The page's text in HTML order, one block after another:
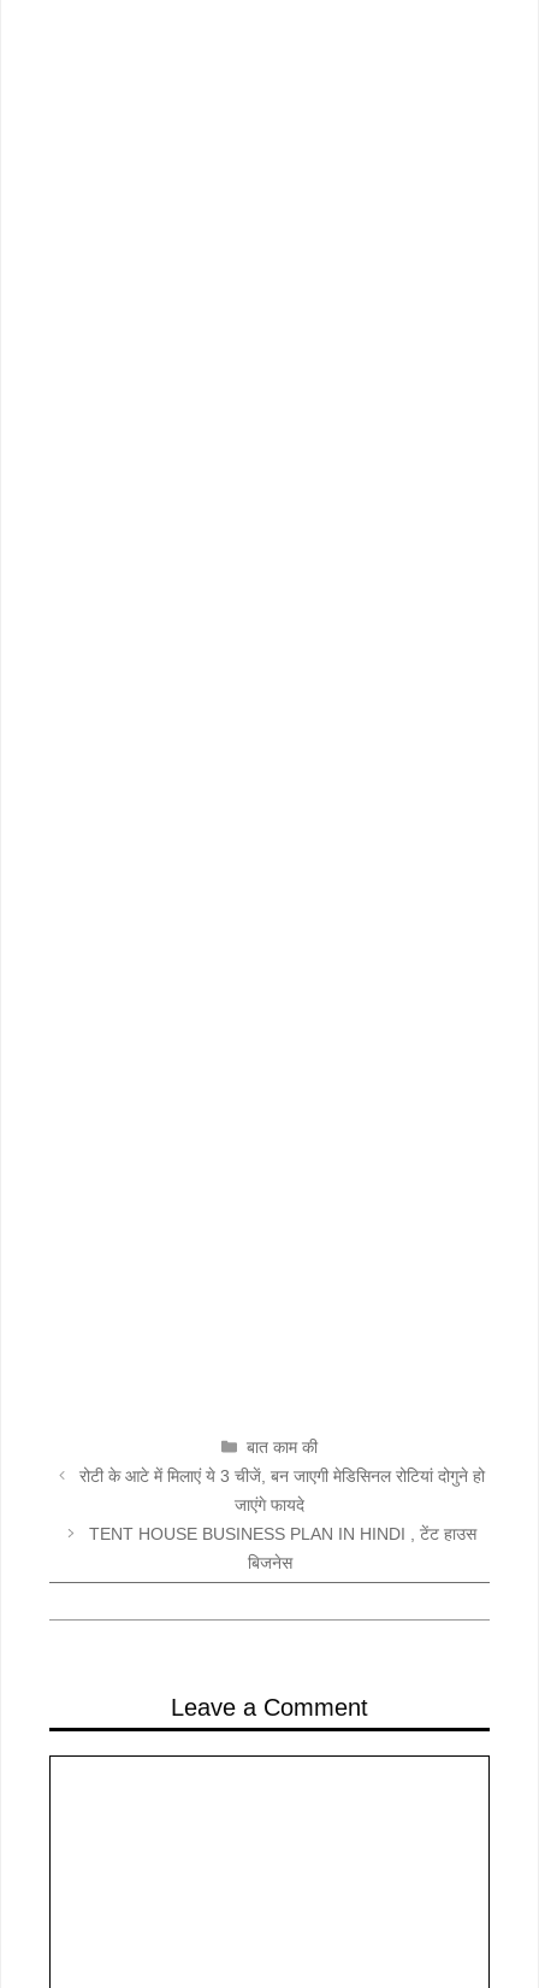
CATEGORIES
बात काम की
रोटी के आटे में मिलाएं ये 3 चीजें, बन जाएगी मेडिसिनल रोटियां दोगुने हो
जाएंगे फायदे
TENT HOUSE BUSINESS PLAN IN HINDI , टेंट हाउस
बिजनेस
Leave a Comment